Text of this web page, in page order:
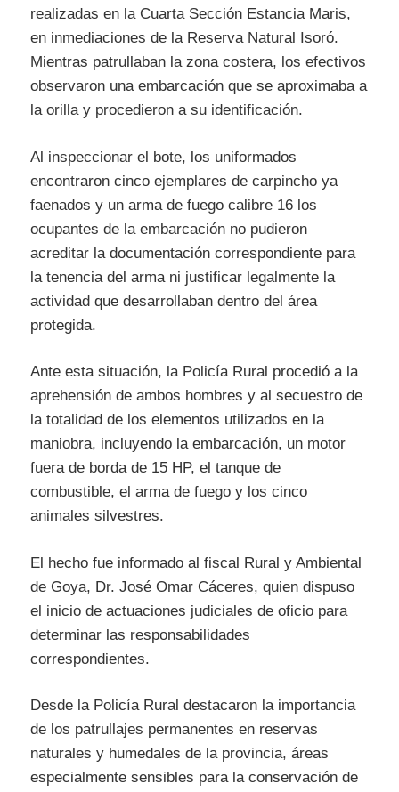
realizadas en la Cuarta Sección Estancia Maris,
en inmediaciones de la Reserva Natural Isoró.
Mientras patrullaban la zona costera, los efectivos
observaron una embarcación que se aproximaba a
la orilla y procedieron a su identificación.
Al inspeccionar el bote, los uniformados
encontraron cinco ejemplares de carpincho ya
faenados y un arma de fuego calibre 16 los
ocupantes de la embarcación no pudieron
acreditar la documentación correspondiente para
la tenencia del arma ni justificar legalmente la
actividad que desarrollaban dentro del área
protegida.
Ante esta situación, la Policía Rural procedió a la
aprehensión de ambos hombres y al secuestro de
la totalidad de los elementos utilizados en la
maniobra, incluyendo la embarcación, un motor
fuera de borda de 15 HP, el tanque de
combustible, el arma de fuego y los cinco
animales silvestres.
El hecho fue informado al fiscal Rural y Ambiental
de Goya, Dr. José Omar Cáceres, quien dispuso
el inicio de actuaciones judiciales de oficio para
determinar las responsabilidades
correspondientes.
Desde la Policía Rural destacaron la importancia
de los patrullajes permanentes en reservas
naturales y humedales de la provincia, áreas
especialmente sensibles para la conservación de